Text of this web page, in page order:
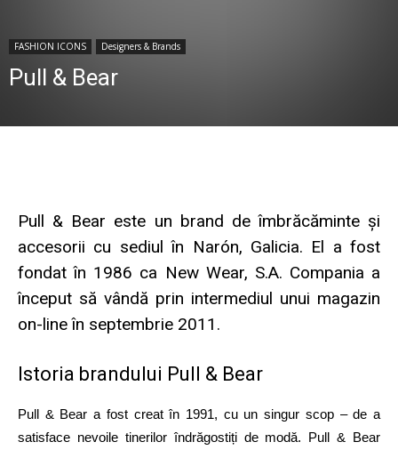
FASHION ICONS Designers & Brands
Pull & Bear
Pull & Bear este un brand de îmbrăcăminte și
accesorii cu ​​sediul în Narón, Galicia. El a fost
fondat în 1986 ca New Wear, S.A. Compania a
început să vândă prin intermediul unui magazin
on-line în septembrie 2011.
Istoria brandului Pull & Bear
Pull & Bear a fost creat în 1991, cu un singur scop – de a
satisface nevoile tinerilor îndrăgostiți de modă. Pull & Bear